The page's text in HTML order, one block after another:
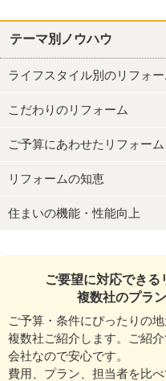
テーマ別ノウハウ
ライフスタイル別のリフォー
こだわりのリフォーム
ご予算にあわせたリフォーム
リフォームの知恵
住まいの機能・性能向上
ご要望に対応できる
複数社のプラ
ご予算・条件にぴったりの
複数社ご紹介します。ご紹
会社なので安心です。
費用、プラン、担当者を比